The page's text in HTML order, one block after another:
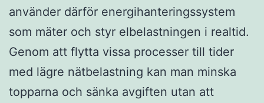
använder därför energihanteringssystem
som mäter och styr elbelastningen i realtid.
Genom att flytta vissa processer till tider
med lägre nätbelastning kan man minska
topparna och sänka avgiften utan att